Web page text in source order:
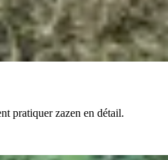
pratiquer zazen en détail.